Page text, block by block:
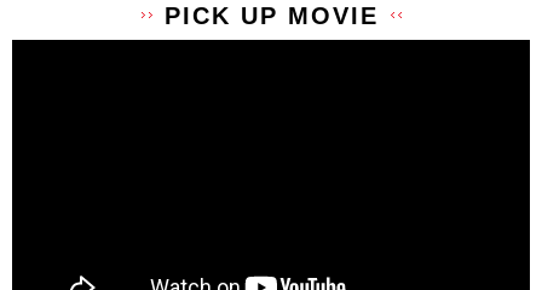
PICK UP MOVIE